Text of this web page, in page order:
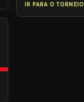
IR PARA O TORNEIO